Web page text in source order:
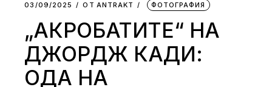
03/09/2025 ОТ АNTRAKT ФОТОГРАФИЯ
„АКРОБАТИТЕ“ НА
ДЖОРДЖ КАДИ:
ОДА НА